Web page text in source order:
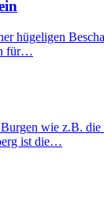
hügeligen
für…
wie z.B.
ist die…